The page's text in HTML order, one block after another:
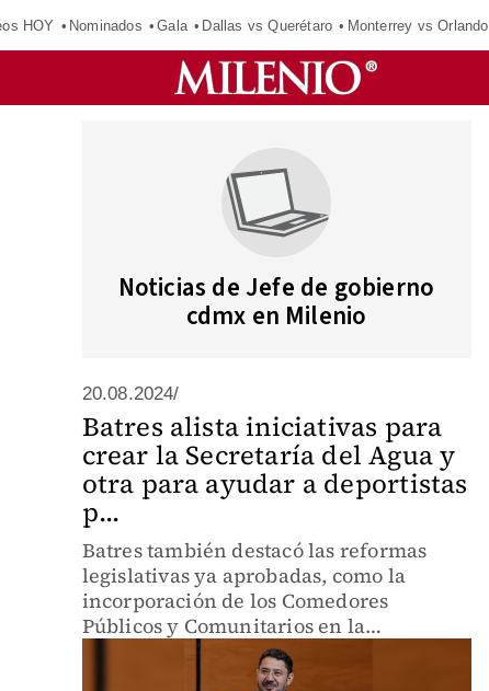
HOY Nominados Gala Dallas vs Querétaro Monterrey vs Orlando
Noticias de Jefe de gobierno
cdmx en Milenio
20.08.2024/
Batres alista iniciativas para
crear la Secretaría del Agua y
otra para ayudar a deportistas
p...
Batres también destacó las reformas
legislativas ya aprobadas, como la
incorporación de los Comedores
Públicos y Comunitarios en la
Constitución y las medidas para regular
el costo de las rentas en la capital.